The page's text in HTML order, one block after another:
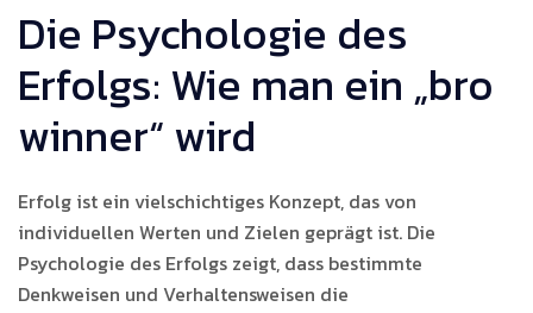
Die Psychologie des
Erfolgs: Wie man ein „bro
winner“ wird
Erfolg ist ein vielschichtiges Konzept, das von
individuellen Werten und Zielen geprägt ist. Die
Psychologie des Erfolgs zeigt, dass bestimmte
Denkweisen und Verhaltensweisen die